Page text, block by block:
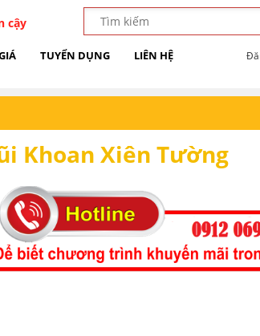
cậy
TUYỂN DỤNG LIÊN HỆ
Khoan Xiên Tường